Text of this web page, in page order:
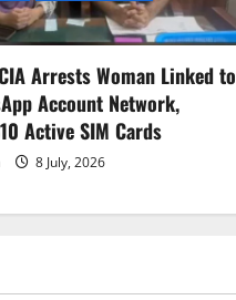
Arrests Woman Linked to
Account Network,
Active SIM Cards
8 July, 2026